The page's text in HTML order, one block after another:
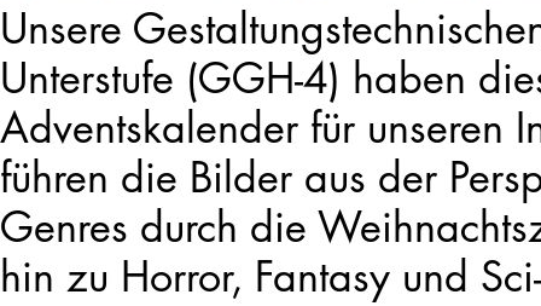
Unsere
Unterstufe (GGH-4) haben
Adventskalender für unseren
führen die Bilder aus der
Genres durch die
hin zu Horror, Fantasy und